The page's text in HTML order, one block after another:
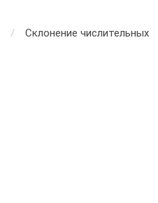
Склонение числительных